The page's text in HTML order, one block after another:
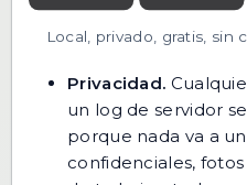
Local, privado, gratis, sin
Privacidad.
un log de servidor
porque nada va a
confidenciales,